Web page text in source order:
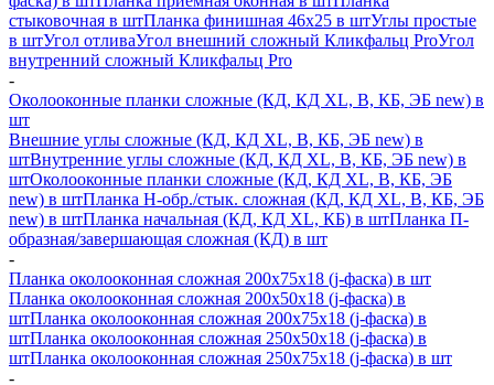
стыковочная в штПланка финишная 46х25 в штУглы простые
в штУгол отливаУгол внешний сложный Кликфальц ProУгол
внутренний сложный Кликфальц Pro
-
Околооконные планки сложные (КД, КД XL, В, КБ, ЭБ new) в
шт
Внешние углы сложные (КД, КД XL, В, КБ, ЭБ new) в
штВнутренние углы сложные (КД, КД XL, В, КБ, ЭБ new) в
штОколооконные планки сложные (КД, КД XL, В, КБ, ЭБ
new) в штПланка H-обр./стык. сложная (КД, КД XL, В, КБ, ЭБ
new) в штПланка начальная (КД, КД XL, КБ) в штПланка П-
образная/завершающая сложная (КД) в шт
-
Планка околооконная сложная 200х75х18 (j-фаска) в шт
Планка околооконная сложная 200х50х18 (j-фаска) в
штПланка околооконная сложная 200х75х18 (j-фаска) в
штПланка околооконная сложная 250х50х18 (j-фаска) в
штПланка околооконная сложная 250х75х18 (j-фаска) в шт
-